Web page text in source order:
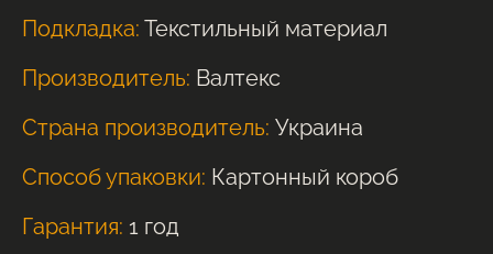
Подкладка: Текстильный материал
Производитель: Валтекс
Страна производитель: Украина
Способ упаковки: Картонный короб
Гарантия: 1 год